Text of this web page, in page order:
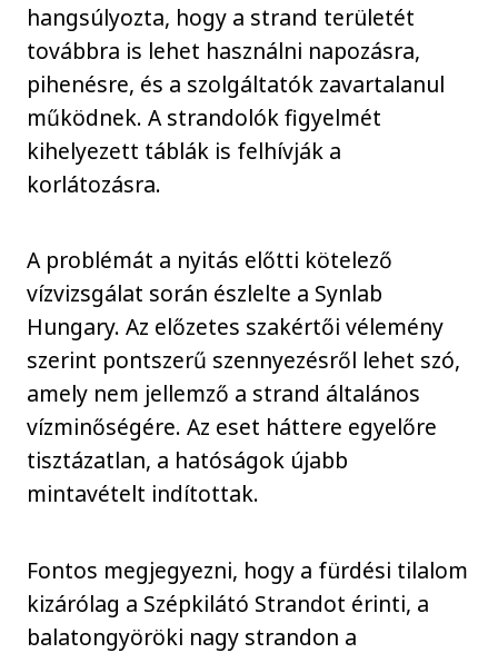
hangsúlyozta, hogy a strand területét
továbbra is lehet használni napozásra,
pihenésre, és a szolgáltatók zavartalanul
működnek. A strandolók figyelmét
kihelyezett táblák is felhívják a
korlátozásra.
A problémát a nyitás előtti kötelező
vízvizsgálat során észlelte a Synlab
Hungary. Az előzetes szakértői vélemény
szerint pontszerű szennyezésről lehet szó,
amely nem jellemző a strand általános
vízminőségére. Az eset háttere egyelőre
tisztázatlan, a hatóságok újabb
mintavételt indítottak.
Fontos megjegyezni, hogy a fürdési tilalom
kizárólag a Szépkilátó Strandot érinti, a
balatongyöröki nagy strandon a